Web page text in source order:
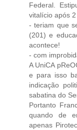
Federal.
vitalício após
- teriam que
(201) e
acontece!
- com
A UniCA
e para isso
indicação
sabatina do
Portanto
quando de
apenas